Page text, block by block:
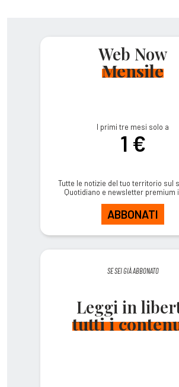
Web Now
Mensile
I primi tre mesi solo a
1 €
Tutte le notizie del tuo territorio sul
Quotidiano e newsletter premium
ABBONATI
SE SEI GIÀ ABBONATO
Leggi in
tutti i